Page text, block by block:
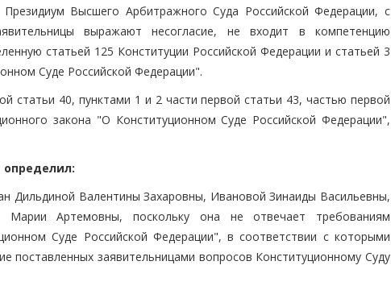
Высшего Арбитражного Суда Российской Федерации, с
выражают несогласие, не входит в компетенцию
статьей 125 Конституции Российской Федерации и статьей 3
Суде Российской Федерации".
статьи 40, пунктами 1 и 2 части первой статьи 43, частью первой
закона "О Конституционном Суде Российской Федерации",
определил:
Дильдиной Валентины Захаровны, Ивановой Зинаиды Васильевны,
Артемовны, поскольку она не отвечает требованиям
Суде Российской Федерации", в соответствии с которыми
поставленных заявительницами вопросов Конституционному Суду